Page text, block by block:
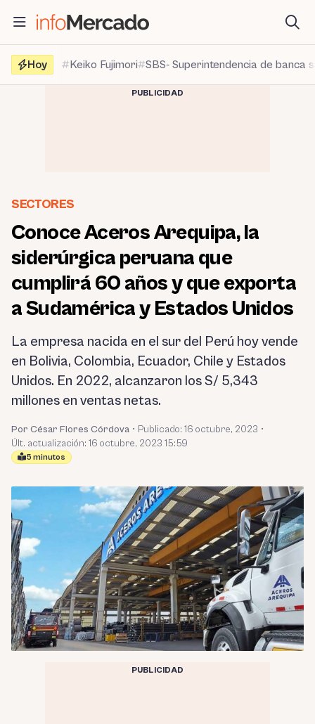
contenido
Hoy
Keiko Fujimori SBS- Superintendencia de banca
PUBLICIDAD
SECTORES
Conoce Aceros Arequipa, la
siderúrgica peruana que
cumplirá 60 años y que exporta
a Sudamérica y Estados Unidos
La empresa nacida en el sur del Perú hoy vende
en Bolivia, Colombia, Ecuador, Chile y Estados
Unidos. En 2022, alcanzaron los S/ 5,343
millones en ventas netas.
Por César Flores Córdova • Publicado: 16 octubre, 2023 •
Últ. actualización: 16 octubre, 2023 15:59
5 minutos
PUBLICIDAD